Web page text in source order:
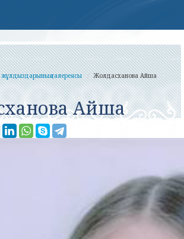
галереясы Жолдасханова Айша
Айша